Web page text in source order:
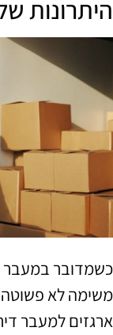
היתרונות
כשמדובר במעבר
משימה לא
ארגזים למעבר